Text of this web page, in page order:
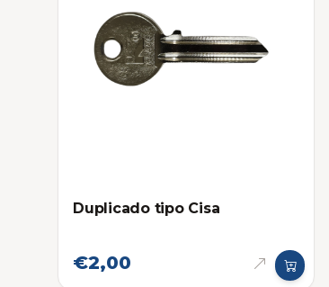
Duplicado tipo Cisa
€2,00